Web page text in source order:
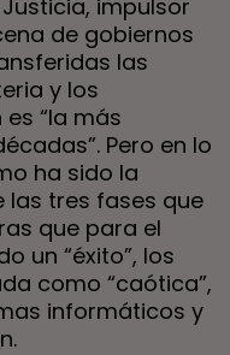
impulsor
de gobiernos
las
y los
“la más
Pero en lo
ha sido la
las tres fases que
que para el
un “éxito”, los
como “caótica”,
informáticos y